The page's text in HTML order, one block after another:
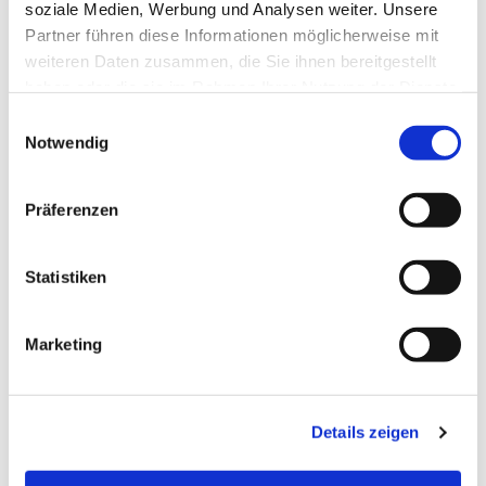
soziale Medien, Werbung und Analysen weiter. Unsere
Partner führen diese Informationen möglicherweise mit
weiteren Daten zusammen, die Sie ihnen bereitgestellt
Notwendig
Präferenzen
Statistiken
Marketing
Details zeigen